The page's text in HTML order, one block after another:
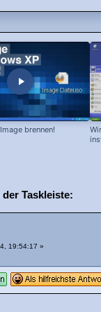
brennen!
Taskleiste:
19:54:17 »